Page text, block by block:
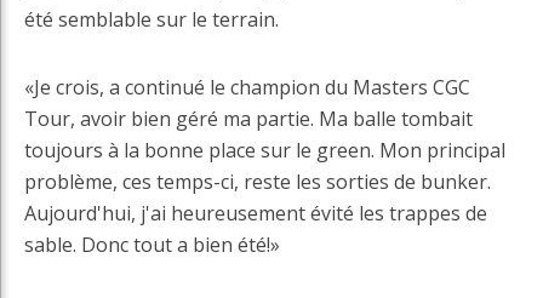
été semblable sur le terrain.
«Je crois, a continué le champion du Masters CGC
Tour, avoir bien géré ma partie. Ma balle tombait
toujours à la bonne place sur le green. Mon principal
problème, ces temps-ci, reste les sorties de bunker.
Aujourd'hui, j'ai heureusement évité les trappes de
sable. Donc tout a bien été!»